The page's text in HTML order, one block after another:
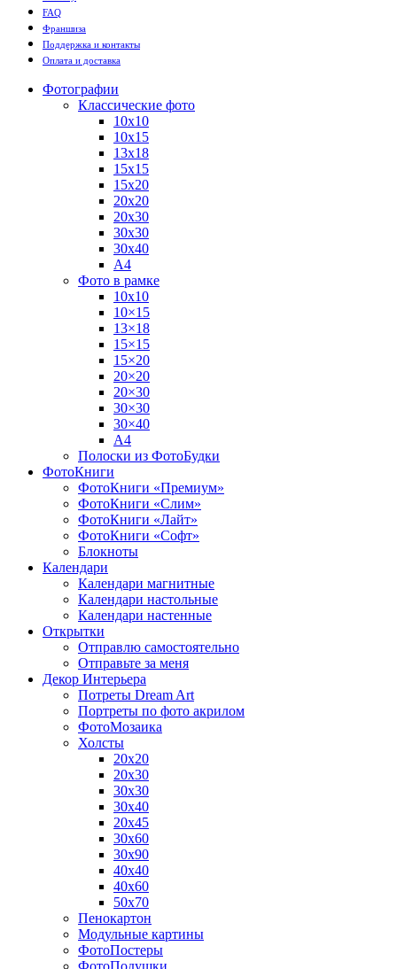
FAQ
Франшиза
Поддержка и контакты
Оплата и доставка
Фотографии
Классические фото
10х10
10х15
13х18
15х15
15х20
20х20
20х30
30х30
30х40
А4
Фото в рамке
10х10
10×15
13×18
15×15
15×20
20×20
20×30
30×30
30×40
A4
Полоски из ФотоБудки
ФотоКниги
ФотоКниги «Премиум»
ФотоКниги «Слим»
ФотоКниги «Лайт»
ФотоКниги «Софт»
Блокноты
Календари
Календари магнитные
Календари настольные
Календари настенные
Открытки
Отправлю самостоятельно
Отправьте за меня
Декор Интерьера
Потреты Dream Art
Портреты по фото акрилом
ФотоМозаика
Холсты
20х20
20х30
30х30
30х40
20х45
30х60
30х90
40х40
40х60
50х70
Пенокартон
Модульные картины
ФотоПостеры
ФотоПодушки